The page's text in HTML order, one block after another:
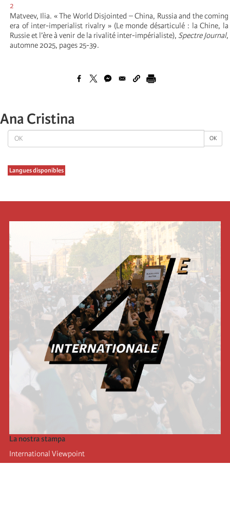
OK OK
Langues disponibles
2
Matveev, Ilia. « The World Disjointed – China, Russia and the coming
era of inter-imperialist rivalry » (Le monde désarticulé : la Chine, la
Russie et l’ère à venir de la rivalité inter-impérialiste), Spectre Journal,
automne 2025, pages 25-39.
Ana Cristina
La nostra stampa
International Viewpoint